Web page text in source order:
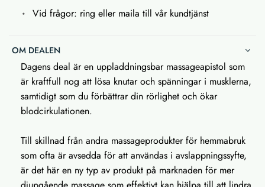
Vid frågor: ring eller maila till vår kundtjänst
OM DEALEN
Dagens deal är en uppladdningsbar massageapistol som
är kraftfull nog att lösa knutar och spänningar i musklerna,
samtidigt som du förbättrar din rörlighet och ökar
blodcirkulationen.
Till skillnad från andra massageprodukter för hemmabruk
som ofta är avsedda för att användas i avslappningssyfte,
är det här en ny typ av produkt på marknaden för mer